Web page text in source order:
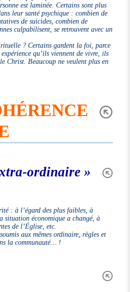
est laminée. Certains sont plus
leur santé psychique : combien de
de suicides, combien de
culpabilisent, se retrouvent avec un
? Certains gardent la foi, parce
qu’ils viennent de vivre, ils
Christ. Beaucoup ne veulent plus en
ordinaire »
: à l’égard des plus faibles, à
situation économique a changé, à
de l’Église, etc.
aux mêmes ordinaire, règles et
la communauté… !